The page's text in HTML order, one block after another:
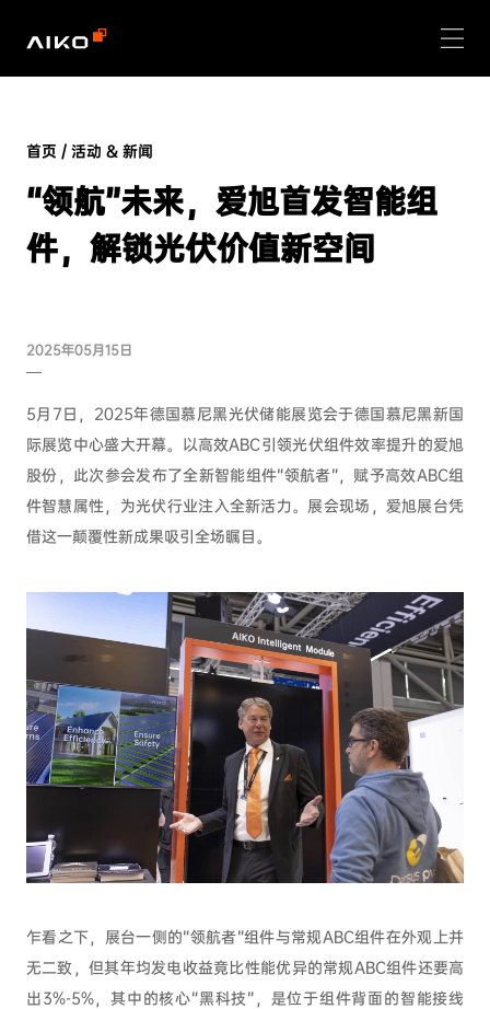
首页 / 活动 & 新闻
“领航”未来，爱旭首发智能组
件，解锁光伏价值新空间
2025年05月15日
5月7日，2025年德国慕尼黑光伏储能展览会于德国慕尼黑新国
际展览中心盛大开幕。以高效ABC引领光伏组件效率提升的爱旭
股份，此次参会发布了全新智能组件“领航者”，赋予高效ABC组
件智慧属性，为光伏行业注入全新活力。展会现场，爱旭展台凭
借这一颠覆性新成果吸引全场瞩目。
乍看之下，展台一侧的“领航者”组件与常规ABC组件在外观上并
无二致，但其年均发电收益竟比性能优异的常规ABC组件还要高
出3%-5%，其中的核心“黑科技”，是位于组件背面的智能接线